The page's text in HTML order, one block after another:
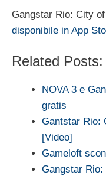
Gangstar Rio: City
disponibile in App
Related Posts:
NOVA 3 e
gratis
Gantstar Rio:
[Video]
Gameloft
Gangstar